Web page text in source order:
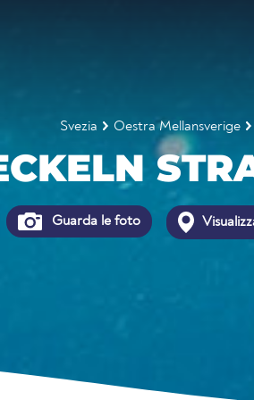
Svezia Oestra Mellansverige
Guarda le foto